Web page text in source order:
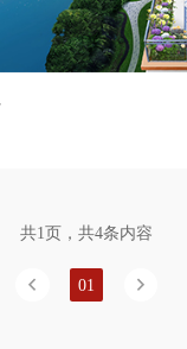
共1页，共4条内容
 01 